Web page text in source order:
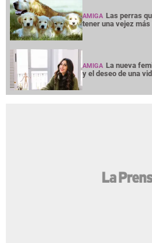
AMIGA Las perras
tener una vejez
AMIGA La nueva
y el deseo de una